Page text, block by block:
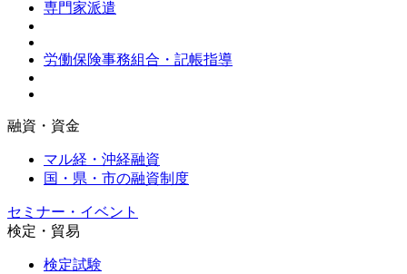
専門家派遣
労働保険事務組合・記帳指導
融資・資金
マル経・沖経融資
国・県・市の融資制度
セミナー・イベント
検定・貿易
検定試験